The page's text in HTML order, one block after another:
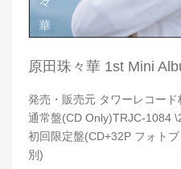
原田珠々華 1st Mini
発売・販売元 タワーレコード
通常盤(CD Only)TRJC-1084
初回限定盤(CD+32P フォト
別)